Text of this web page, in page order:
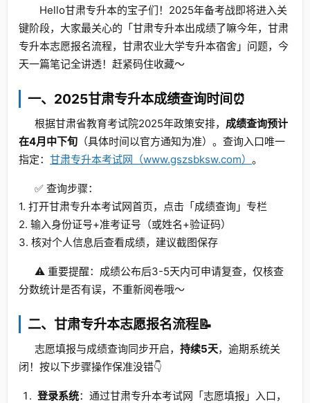
Hello甘肃专升本的宝子们！2025年备考战即将进入关
键阶段，大家最关心的「甘肃专升本出成绩了嘛今年，甘肃
专升本志愿报名流程，甘肃农业大学专升本宿舍」问题，今
天一篇笔记全讲透！赶紧码住收藏～
一、2025甘肃专升本成绩查询时间⏰
根据甘肃省教育考试院2025年政策安排， 成绩查询预计
在4月中下旬 （具体时间以官方通知为准）。查询入口唯一
指定： 甘肃专升本考试网（www.gszsbksw.com） 。
✅ 查询步骤：
1. 打开甘肃专升本考试网首页，点击「成绩查询」专栏
2. 输入身份证号+准考证号（或姓名+验证码）
3. 核对个人信息后查看成绩，建议截图保存
⚠️ 重要提醒：成绩公布后3-5天内可申请复查，仅核查
分数统计是否有误，不重新阅卷哦～
二、甘肃专升本志愿报名流程📝
志愿填报与成绩查询同步开启， 持续5天，逾期系统关
闭！按以下步骤操作保准没错👇
登录系统：通过甘肃专升本考试网「志愿填报」入口，